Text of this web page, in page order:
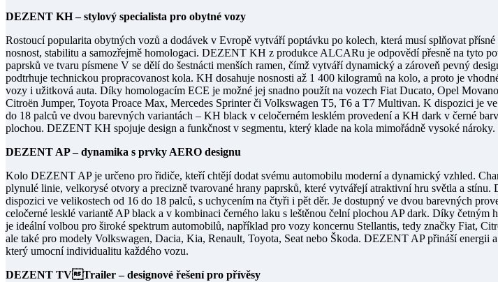
DEZENT KH – stylový specialista pro obytné vozy
Rostoucí popularita obytných vozů a dodávek v Evropě vytváří poptávku po kolech, která musí splňovat přísné
nosnost, stabilitu a samozřejmě homologaci. DEZENT KH z produkce ALCARu je odpovědí přesně na tyto
paprsků ve tvaru písmene V se dělí do šestnácti menších ramen, čímž vytváří dynamický a zároveň pevný
podtrhuje technickou propracovanost kola. KH dosahuje nosnosti až 1 400 kilogramů na kolo, a proto je
vozy i užitková auta. Díky homologacím ECE je možné jej snadno použít na vozech Fiat Ducato, Opel
Citroën Jumper, Toyota Proace Max, Mercedes Sprinter či Volkswagen T5, T6 a T7 Multivan. K dispozici je
do 18 palců ve dvou barevných variantách – KH black v celočerném lesklém provedení a KH dark v černé
plochou. DEZENT KH spojuje design a funkčnost v segmentu, který klade na kola mimořádně vysoké nároky.
DEZENT AP – dynamika s prvky AERO designu
Kolo DEZENT AP je určeno pro řidiče, kteří chtějí dodat svému automobilu moderní a dynamický vzhled.
plynulé linie, velkorysé otvory a precizně tvarované hrany paprsků, které vytvářejí atraktivní hru světla a stínu.
dispozici ve velikostech od 16 do 18 palců, s uchycením na čtyři i pět děr. Je dostupný ve dvou barevných
celočerné lesklé variantě AP black a v kombinaci černého laku s leštěnou čelní plochou AP dark. Díky četným
je ideální volbou pro široké spektrum automobilů, například pro vozy koncernu Stellantis, tedy značky Fiat,
ale také pro modely Volkswagen, Dacia, Kia, Renault, Toyota, Seat nebo Škoda. DEZENT AP přináší energii
který umocní individualitu každého vozu.
DEZENT TVTrailer – designové řešení pro přívěsy